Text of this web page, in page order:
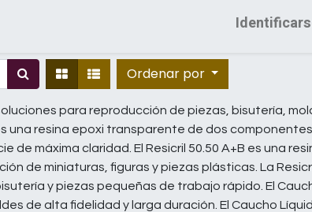
Ordenar por
para reproducción de piezas, bisutería,
una resina epoxi transparente de dos
de máxima claridad. El Resicril 50.50 A+B es una
de miniaturas, figuras y piezas plásticas. La
y piezas pequeñas de trabajo rápido. El
de alta fidelidad y larga duración. El Caucho